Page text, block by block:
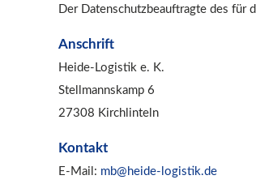
Der Datenschutzbeauftragte des für
Anschrift
Heide-Logistik e. K.
Stellmannskamp 6
27308 Kirchlinteln
Kontakt
E-Mail: mb@heide-logistik.de